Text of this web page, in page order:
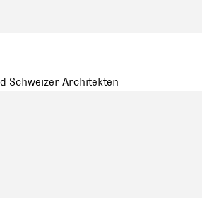
Schweizer Architekten